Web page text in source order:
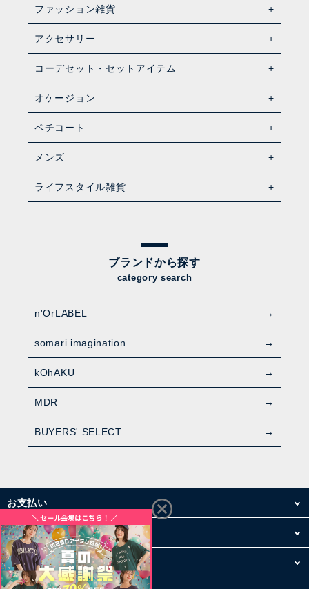
ファッション雑貨
アクセサリー
コーデセット・セットアイテム
オケージョン
ペチコート
メンズ
ライフスタイル雑貨
ブランドから探す
category search
n'OrLABEL
somari imagination
kOhAKU
MDR
BUYERS' SELECT
お支払い
配送・送料
お買い物について